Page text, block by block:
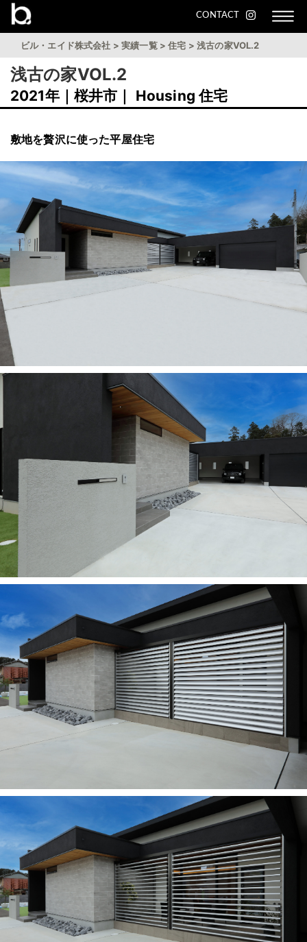
CONTACT
ビル・エイド株式会社 >実績一覧>住宅 >浅古の家VOL.2
浅古の家VOL.2
2021年｜桜井市｜ Housing 住宅
敷地を贅沢に使った平屋住宅